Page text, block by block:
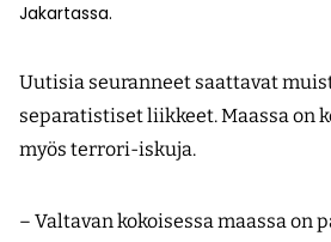
Jakartassa.
Uutisia seuranneet saattavat
separatistiset liikkeet. Maassa on
myös terrori-iskuja.
– Valtavan kokoisessa maassa on